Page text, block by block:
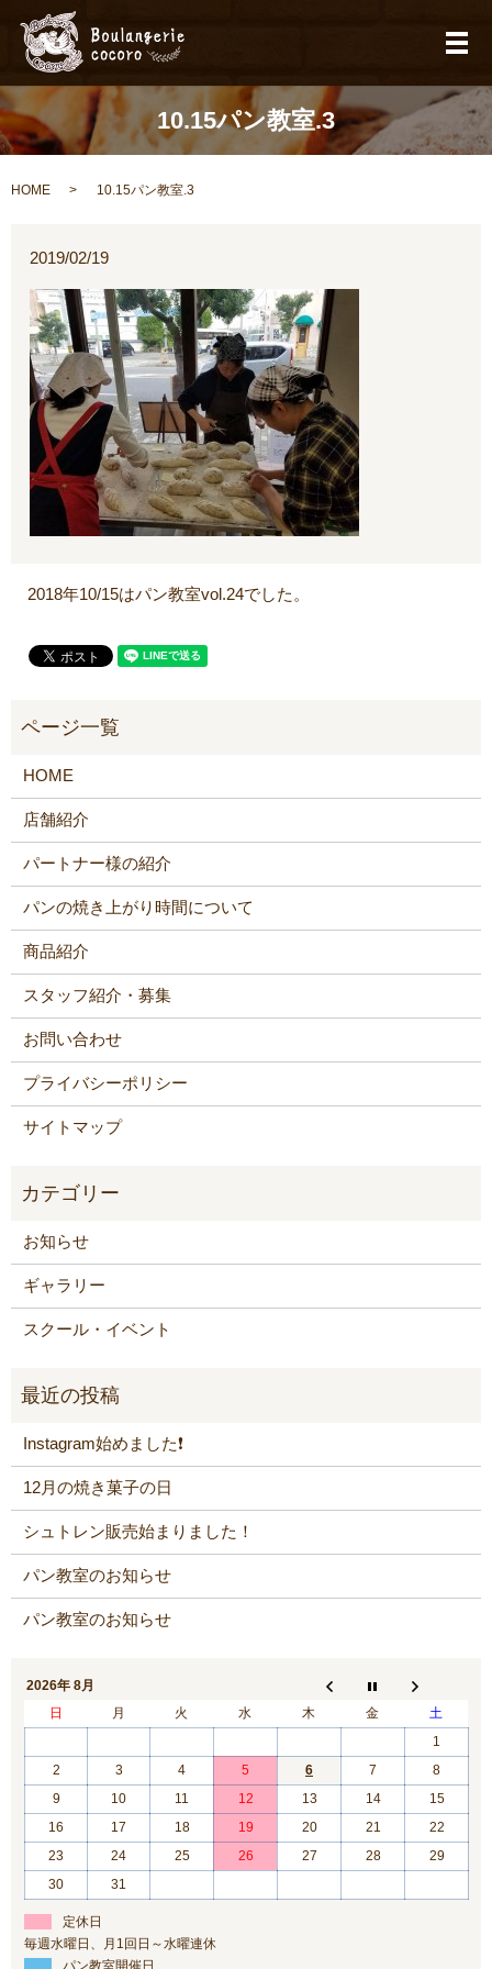
メ
10.15パン教室.3
HOME 10.15パン教室.3
2019/02/19
2018年10/15はパン教室vol.24でした。
HOME
店舗紹介
パートナー様の紹介
パンの焼き上がり時間について
商品紹介
スタッフ紹介・募集
お問い合わせ
プライバシーポリシー
サイトマップ
お知らせ
ギャラリー
スクール・イベント
Instagram始めました❗️
12月の焼き菓子の日
シュトレン販売始まりました！
パン教室のお知らせ
パン教室のお知らせ
2026年 8月
日
月 火 水 木 金
土
1
2
3 4 5 6 7
8
9
10 11 12 13 14
15
16
17 18 19 20 21
22
23
24 25 26 27 28
29
30
31
定休日
毎週水曜日、月1回日～水曜連休
パン教室開催日